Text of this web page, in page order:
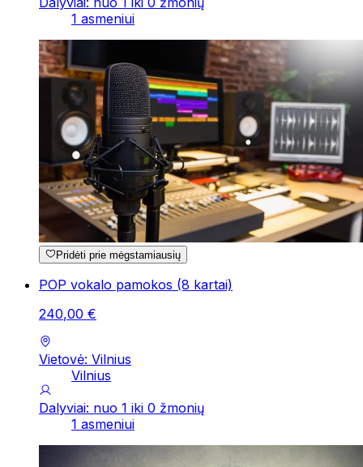
1 asmeniui
Pridėti prie mėgstamiausių
POP vokalo pamokos (8 kartai)
240,00 €
Vietovė: Vilnius
Vilnius
Dalyviai: nuo 1 iki 0 žmonių
1 asmeniui